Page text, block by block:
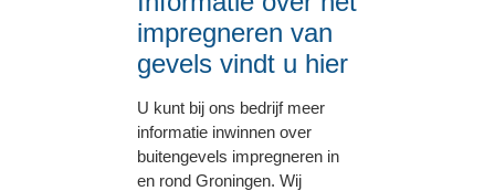
impregneren van
gevels vindt u hier
U kunt bij ons bedrijf meer
informatie inwinnen over
buitengevels impregneren in
en rond Groningen. Wij